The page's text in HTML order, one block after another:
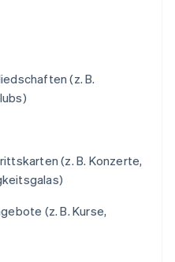
(z. B.
(z. B. Konzerte,
(z. B. Kurse,